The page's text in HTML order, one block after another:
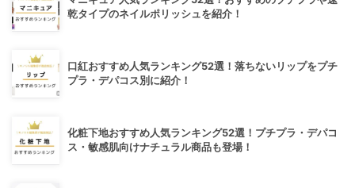
乾タイプのネイルポリッシュを紹介！
口紅おすすめ人気ランキング52選！落ちないリップをプチ
プラ・デパコス別に紹介！
化粧下地おすすめ人気ランキング52選！プチプラ・デパコ
ス・敏感肌向けナチュラル商品も登場！